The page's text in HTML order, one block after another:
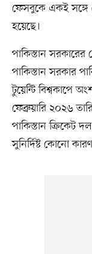
ফেসবুকে একই সঙ্গে
হয়েছে।
পাকিস্তান সরকারের
পাকিস্তান সরকার
টুয়েন্টি বিশ্বকাপে
ফেব্রুয়ারি ২০২৬
পাকিস্তান ক্রিকেট
সুনির্দিষ্ট কোনো